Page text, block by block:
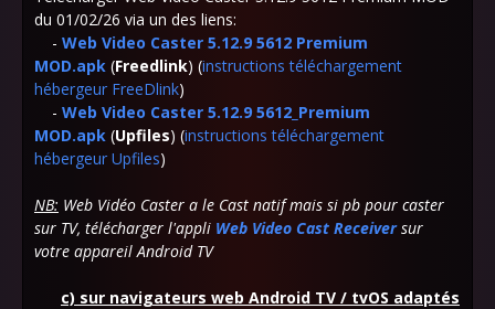
du 01/02/26 via un des liens:
- Web Video Caster 5.12.9 5612 Premium
MOD.apk (Freedlink) (instructions téléchargement
hébergeur FreeDlink)
- Web Video Caster 5.12.9 5612_Premium
MOD.apk (Upfiles) (instructions téléchargement
hébergeur Upfiles)
NB: Web Vidéo Caster a le Cast natif mais si pb pour caster
sur TV, télécharger l'appli Web Video Cast Receiversur
votre appareil Android TV
c) sur navigateurs web Android TV / tvOS adaptés